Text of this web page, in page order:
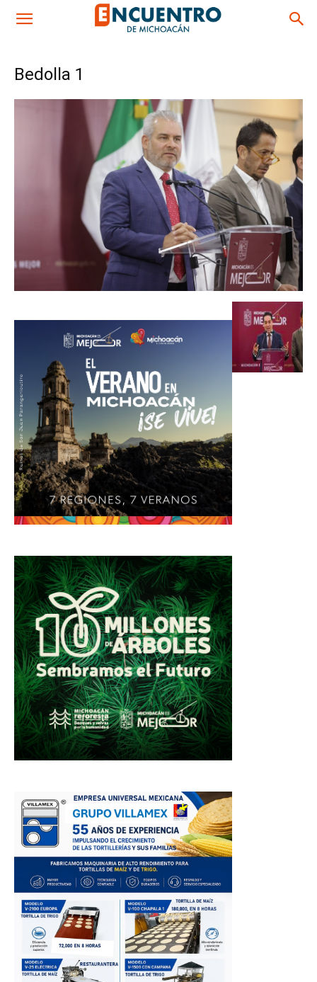
Bedolla 1